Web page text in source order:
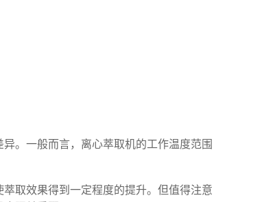
。一般而言，离心萃取机的工作温度范围
取效果得到一定程度的提升。但值得注意